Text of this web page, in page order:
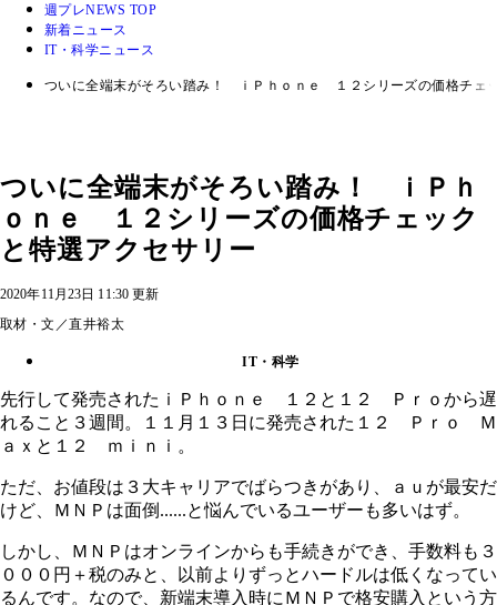
週プレNEWS TOP
新着ニュース
IT・科学ニュース
ついに全端末がそろい踏み！ ｉＰｈｏｎｅ １２シリーズの価格チェ
ついに全端末がそろい踏み！ ｉＰｈ
ｏｎｅ １２シリーズの価格チェック
と特選アクセサリー
2020年11月23日 11:30 更新
取材・文／直井裕太
IT・科学
先行して発売されたｉＰｈｏｎｅ １２と１２ Ｐｒｏから遅
れること３週間。１１月１３日に発売された１２ Ｐｒｏ Ｍ
ａｘと１２ ｍｉｎｉ。
ただ、お値段は３大キャリアでばらつきがあり、ａｕが最安だ
けど、ＭＮＰは面倒......と悩んでいるユーザーも多いはず。
しかし、ＭＮＰはオンラインからも手続きができ、手数料も３
０００円＋税のみと、以前よりずっとハードルは低くなってい
るんです。なので、新端末導入時にＭＮＰで格安購入という方